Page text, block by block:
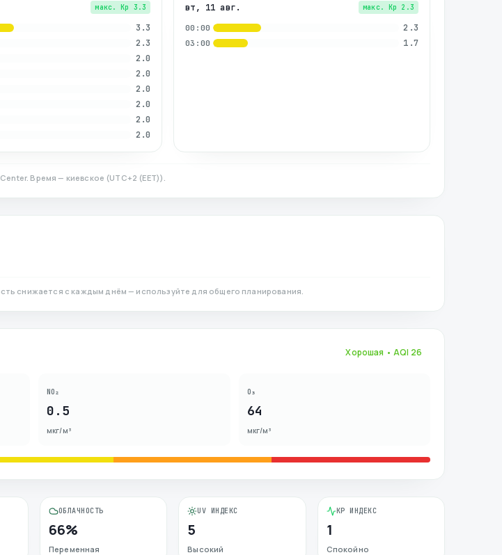
макс. Kp 3.3
3.3
2.3
2.0
2.0
2.0
2.0
2.0
2.0
вт, 11 авг. макс. Kp 2.3
00:00 2.3
03:00 1.7
Время — киевское (UTC+2 (EET)).
снижается с каждым днём — используйте для общего планирования.
Хорошая • AQI 26
NO₂
0.5
мкг/м³
O₃
64
мкг/м³
ОБЛАЧНОСТЬ
66%
Переменная
UV ИНДЕКС
5
Высокий
KP ИНДЕКС
1
Спокойно